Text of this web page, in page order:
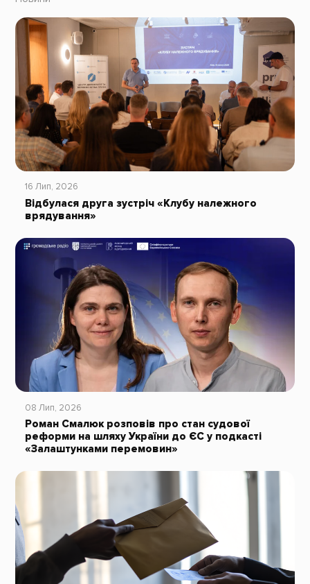
16 Лип, 2026
Відбулася друга зустріч «Клубу належного
врядування»
08 Лип, 2026
Роман Смалюк розповів про стан судової
реформи на шляху України до ЄС у подкасті
«Залаштунками перемовин»